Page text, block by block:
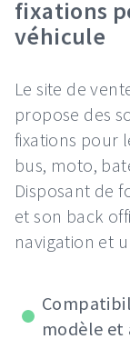
fixations
véhicule
Le site de
propose des
fixations pour
bus, moto,
Disposant de
et son back
navigation et
modèle et